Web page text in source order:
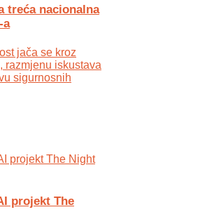
treća nacionalna
a
jača se kroz
razmjenu iskustava
sigurnosnih
projekt The